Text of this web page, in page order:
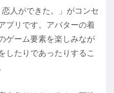
人ができた。」がコンセ
プリです。アバターの着
ゲーム要素を楽しみなが
したりであったりするこ